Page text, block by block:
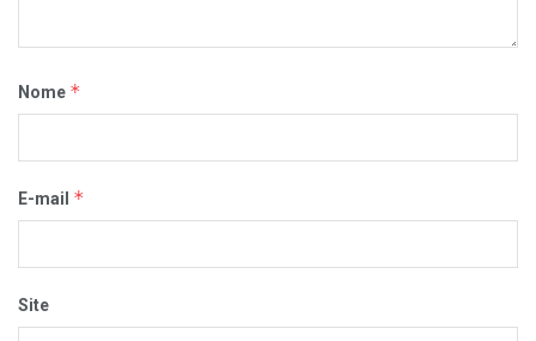
Nome *
E-mail *
Site